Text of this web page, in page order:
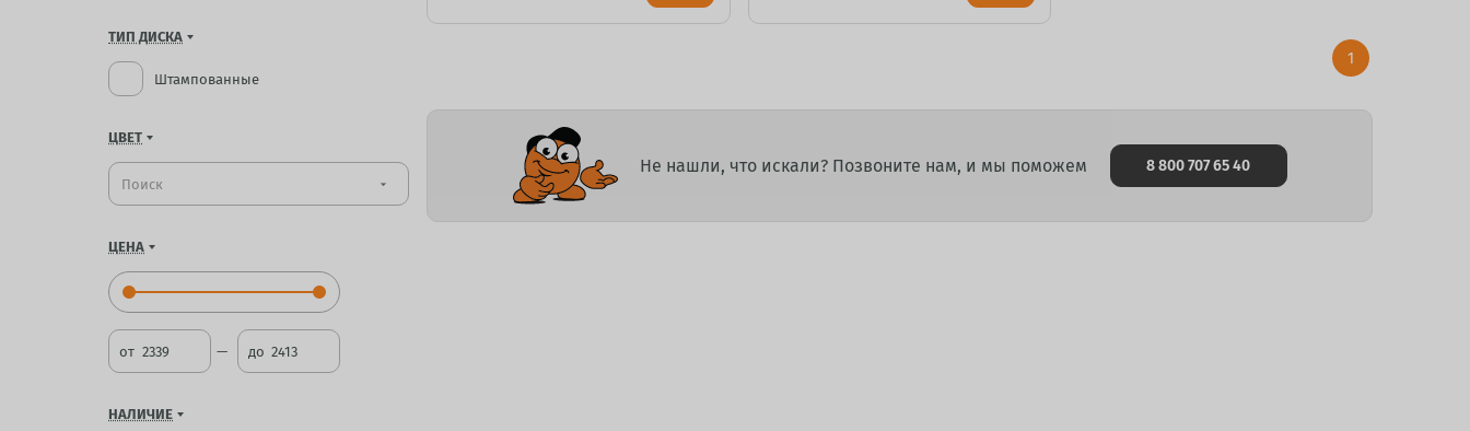
ТИП ДИСКА
Штампованные
ЦВЕТ
arrow_drop_down
ЦЕНА
от до
НАЛИЧИЕ
1
Не нашли, что искали? Позвоните нам, и мы поможем 8 800 707 65 40